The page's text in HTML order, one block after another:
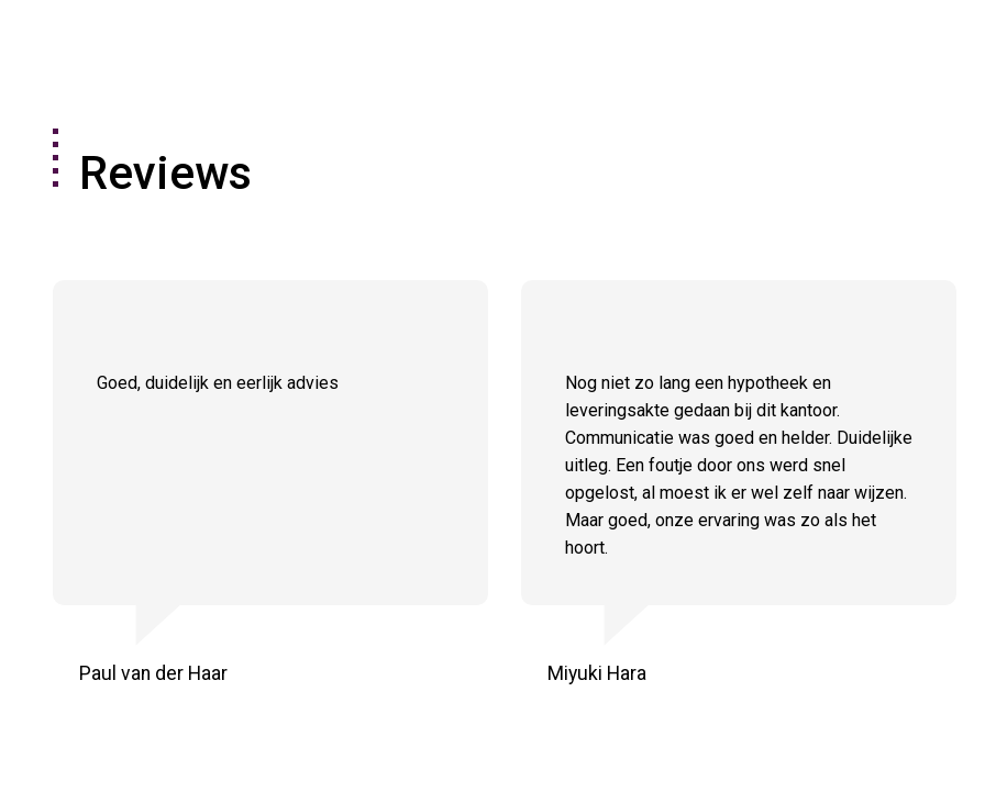
Reviews
Goed, duidelijk en eerlijk advies
Paul van der Haar
Nog niet zo lang een hypotheek en
leveringsakte gedaan bij dit kantoor.
Communicatie was goed en helder. Duidelijke
uitleg. Een foutje door ons werd snel
opgelost, al moest ik er wel zelf naar wijzen.
Maar goed, onze ervaring was zo als het
hoort.
Miyuki Hara